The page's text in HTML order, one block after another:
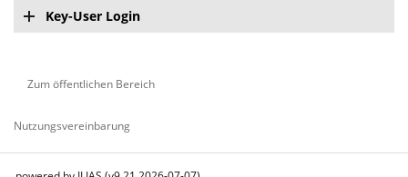
Key-User Login
Zum öffentlichen Bereich
Nutzungsvereinbarung